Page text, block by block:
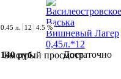
Быстрый просмотр
0.45 л. 12 4.5 %
140 руб. Достаточно